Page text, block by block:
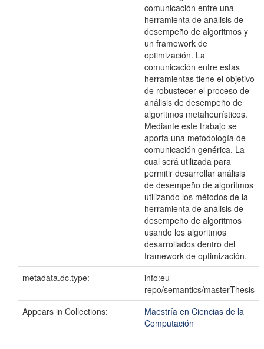
comunicación entre una
herramienta de análisis de
desempeño de algoritmos y
un framework de
optimización. La
comunicación entre estas
herramientas tiene el objetivo
de robustecer el proceso de
análisis de desempeño de
algoritmos metaheurísticos.
Mediante este trabajo se
aporta una metodología de
comunicación genérica. La
cual será utilizada para
permitir desarrollar análisis
de desempeño de algoritmos
utilizando los métodos de la
herramienta de análisis de
desempeño de algoritmos
usando los algoritmos
desarrollados dentro del
framework de optimización.
metadata.dc.type:
info:eu-
repo/semantics/masterThesis
Appears in Collections:
Maestría en Ciencias de la
Computación